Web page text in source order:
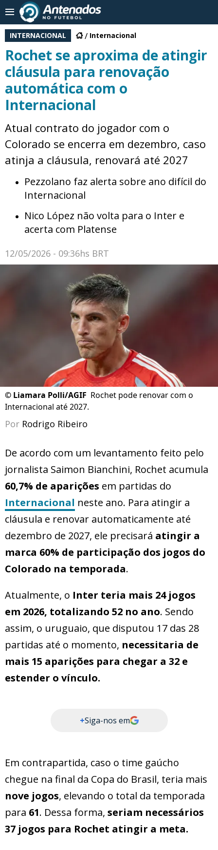
INTERNACIONAL Internacional
Rochet se aproxima de atingir
cláusula para renovação
automática com o
Internacional
Atual contrato do jogador com o
Colorado se encerra em dezembro, caso
atinja a cláusula, renovará até 2027
Pezzolano faz alerta sobre ano difícil do
Internacional
Nico López não volta para o Inter e
acerta com Platense
12/05/2026 - 09:36hs BRT
© Liamara Polli/AGIF Rochet pode renovar com o
Internacional até 2027.
Por Rodrigo Ribeiro
De acordo com um levantamento feito pelo
jornalista Saimon Bianchini, Rochet acumula
60,7% de aparições em partidas do
Internacional neste ano. Para atingir a
cláusula e renovar automaticamente até
dezembro de 2027, ele precisará atingir a
marca 60% de participação dos jogos do
Colorado na temporada.
Atualmente, o Inter teria mais 24 jogos
em 2026, totalizando 52 no ano. Sendo
assim, o uruguaio, que disputou 17 das 28
partidas até o momento, necessitaria de
mais 15 aparições para chegar a 32 e
estender o vínculo.
+Siga-nos em
Em contrapartida, caso o time gaúcho
chegue na final da Copa do Brasil, teria mais
nove jogos, elevando o total da temporada
para 61. Dessa forma, seriam necessários
37 jogos para Rochet atingir a meta.